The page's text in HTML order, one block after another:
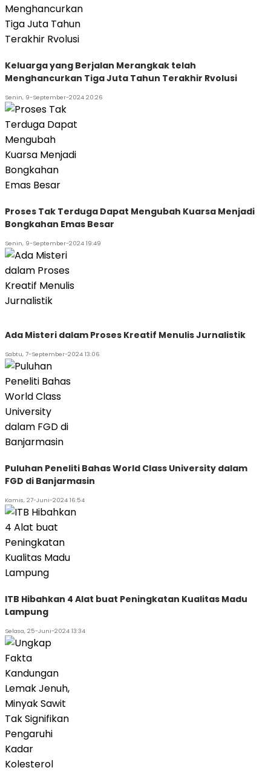
Keluarga yang Berjalan Merangkak telah
Menghancurkan Tiga Juta Tahun Terakhir Rvolusi
Senin, 9-September-2024 20:26
Proses Tak Terduga Dapat Mengubah Kuarsa Menjadi
Bongkahan Emas Besar
Senin, 9-September-2024 19:49
Ada Misteri dalam Proses Kreatif Menulis Jurnalistik
Sabtu, 7-September-2024 13:06
Puluhan Peneliti Bahas World Class University dalam
FGD di Banjarmasin
Kamis, 27-Juni-2024 16:54
ITB Hibahkan 4 Alat buat Peningkatan Kualitas Madu
Lampung
Selasa, 25-Juni-2024 13:34